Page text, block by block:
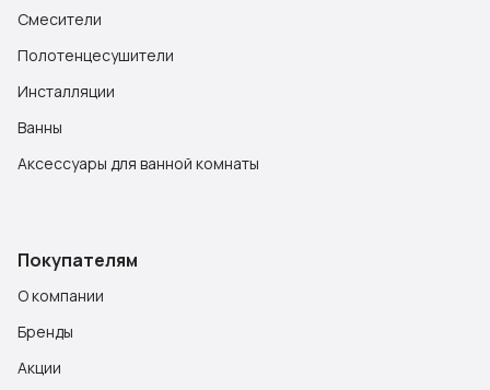
Смесители
Полотенцесушители
Инсталляции
Ванны
Аксессуары для ванной комнаты
Покупателям
О компании
Бренды
Акции